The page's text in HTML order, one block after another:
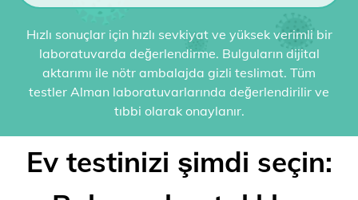
Hızlı sonuçlar için hızlı sevkiyat ve yüksek verimli bir
laboratuvarda değerlendirme. Bulguların dijital
aktarımı ile nötr ambalajda gizli teslimat. Tüm
testler Alman laboratuvarlarında değerlendirilir ve
tıbbi olarak onaylanır.
Ev testinizi şimdi seçin: